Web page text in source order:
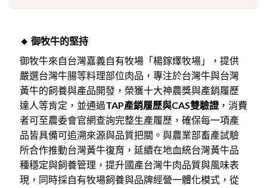
🔸 御牧牛的堅持
御牧牛來自台灣嘉義自有牧場「楊鎵燡牧場」，提供
嚴選台灣牛腸等料理部位肉品， 專注於台灣牛與台灣
黃牛的飼養與產品開發，榮獲十大神農獎與產銷履歷
達人等肯定，並通過TAP產銷履歷與CAS雙驗證，消費
者可至農委會官網查詢完整生產履歷，確保每一項產
品皆具備可追溯來源與品質把關。與農業部畜產試驗
所合作推動台灣黃牛復育，延續在地血統台灣黃牛品
種穩定與飼養管理，提升國產台灣牛肉品質與風味表
現，同時採自有牧場飼養與品牌經營一體化模式，從